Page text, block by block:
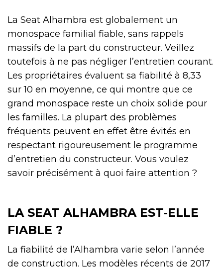
La Seat Alhambra est globalement un
monospace familial fiable, sans rappels
massifs de la part du constructeur. Veillez
toutefois à ne pas négliger l’entretien courant.
Les propriétaires évaluent sa fiabilité à 8,33
sur 10 en moyenne, ce qui montre que ce
grand monospace reste un choix solide pour
les familles. La plupart des problèmes
fréquents peuvent en effet être évités en
respectant rigoureusement le programme
d’entretien du constructeur. Vous voulez
savoir précisément à quoi faire attention ?
LA SEAT ALHAMBRA EST‑ELLE
FIABLE ?
La fiabilité de l’Alhambra varie selon l’année
de construction. Les modèles récents de 2017